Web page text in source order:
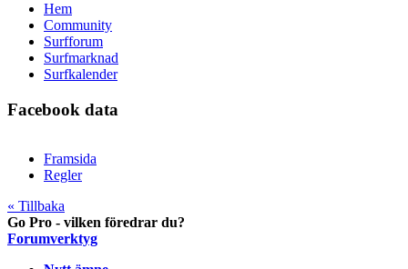
Hem
Community
Surfforum
Surfmarknad
Surfkalender
Facebook data
Framsida
Regler
« Tillbaka
Go Pro - vilken föredrar du?
Forumverktyg